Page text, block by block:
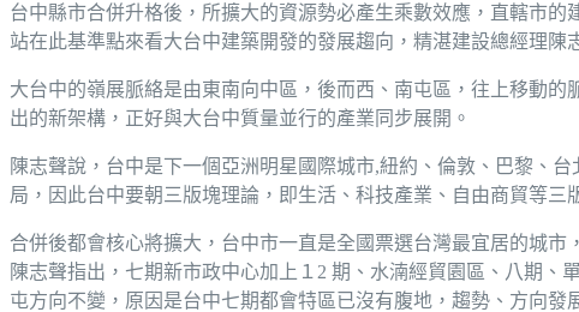
台中縣市合併升格後，所擴大的資源勢必產生乘數效應，直轄市
站在此基準點來看大台中建築開發的發展趨向，精湛建設總經理
大台中的嶺展脈絡是由東南向中區，後而西、南屯區，往上移動
出的新架構，正好與大台中質量並行的產業同步展開。
陳志聲說，台中是下一個亞洲明星國際城市,紐約、倫敦、巴黎、
局，因此台中要朝三版塊理論，即生活、科技產業、自由商貿等三
合併後都會核心將擴大，台中市一直是全國票選台灣最宜居的城
陳志聲指出，七期新市政中心加上１2 期、水湳經貿園區、八期
屯方向不變，原因是台中七期都會特區已沒有腹地，趨勢、方向發